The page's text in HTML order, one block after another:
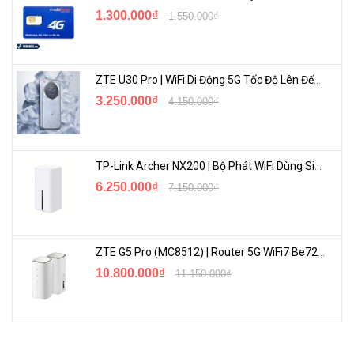
hứng từ xe đua. Hệ thống đèn RGB tùy chỉnh mang đến hiệu
ứng ánh sáng sống động, biến nó thành điểm nhấn nổi bật
trong bất kỳ dàn máy nào của game thủ.
Bảng điều khiển trò chơi chuyên dụng :Bảng điều khiển trò
chơi trực quan cung cấp thông tin chi tiết theo thời gian thực
về môi trường trò chơi, bao gồm trạng thái mạng, hiệu suất bộ
định tuyến, cài đặt RGB, trò chơi và thiết bị được tăng tốc, cho
Hoạt động với bộ định
Wi-Fi liền mạch cho toàn bộ ngôi nhà. Kết nối này đảm bảo
và làm chủ cuộc chơi nhiều người chơi.
TP-Link HomeShield :HomeShield cung cấp khả năng bảo
vệ chống vi-rút mạnh mẽ cho trải nghiệm chơi game an toàn.
1.300.000₫ 1.550.000₫
ZTE U30 Pro | WiFi Di Động 5G Tốc Độ Lên Đến 500Mbps, Màn Hình Cảm Ứng
3.250.000₫ 4.150.000₫
6.250.000₫ 7.150.000₫
10.800.000₫ 11.150.000₫